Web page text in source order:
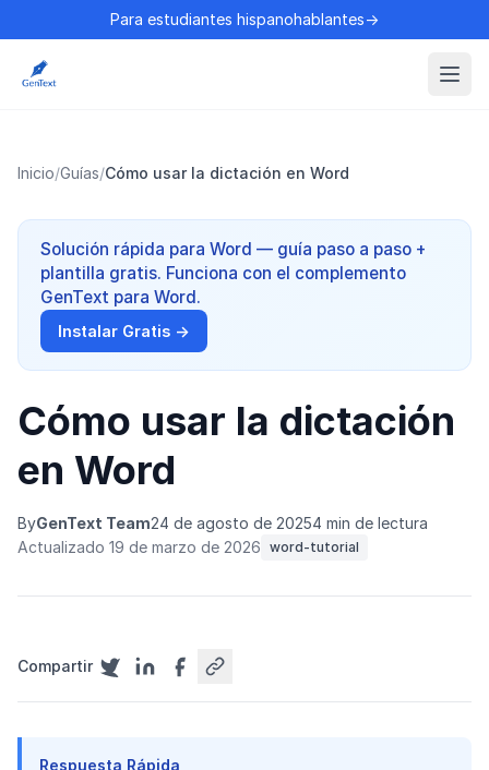
Para estudiantes hispanohablantes→
Inicio/Guías/Cómo usar la dictación en Word
Solución rápida para Word — guía paso a paso +
plantilla gratis. Funciona con el complemento
GenText para Word.
Instalar Gratis →
Cómo usar la dictación
en Word
ByGenText Team24 de agosto de 20254 min de lectura
Actualizado 19 de marzo de 2026 word-tutorial
Compartir
Respuesta Rápida